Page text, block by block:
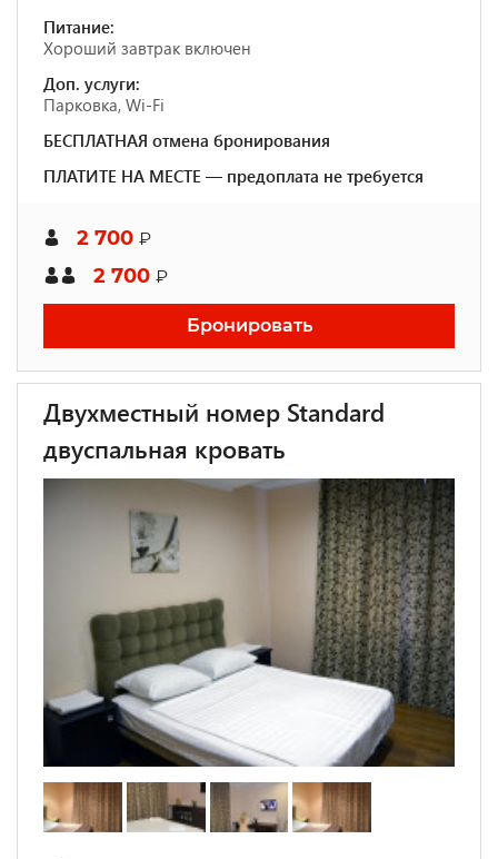
Питание:
Хороший завтрак включен
Доп. услуги:
Парковка, Wi-Fi
БЕСПЛАТНАЯ отмена бронирования
ПЛАТИТЕ НА МЕСТЕ — предоплата не требуется
2 700 ₽
2 700 ₽
Бронировать
Двухместный номер Standard
двуспальная кровать